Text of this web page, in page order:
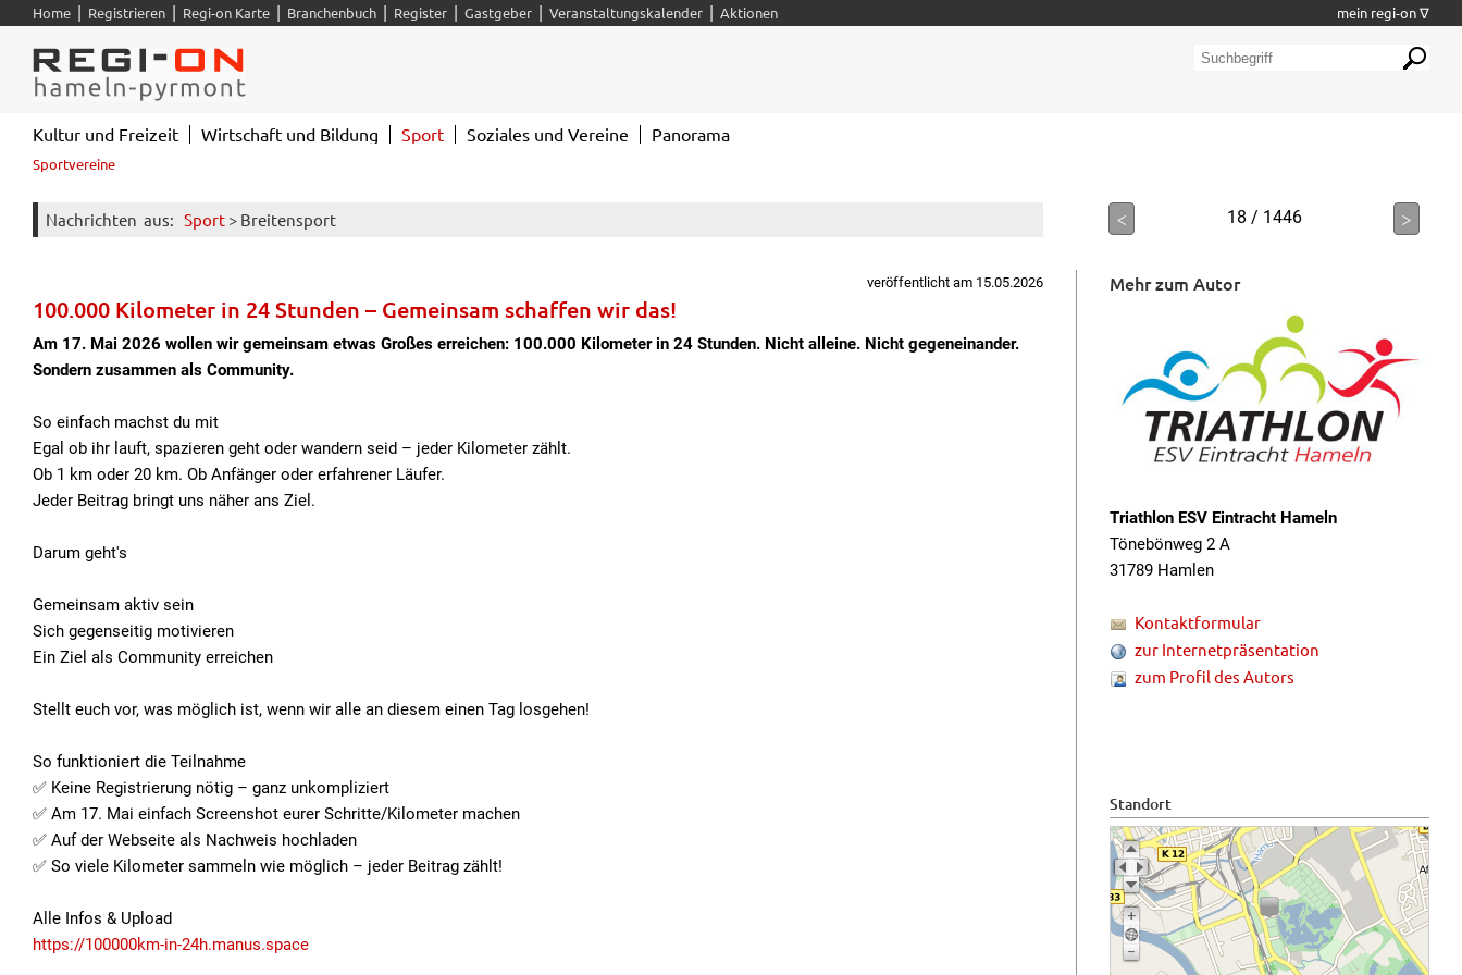
Nachrichten aus: Sport > Breitensport < 18 / 1446 >
veröffentlicht am 15.05.2026
100.000 Kilometer in 24 Stunden – Gemeinsam schaffen wir das!
Am 17. Mai 2026 wollen wir gemeinsam etwas Großes erreichen: 100.000 Kilometer in 24 Stunden. Nicht alleine. Nicht gegeneinander.
Sondern zusammen als Community.
So einfach machst du mit
Egal ob ihr lauft, spazieren geht oder wandern seid – jeder Kilometer zählt.
Ob 1 km oder 20 km. Ob Anfänger oder erfahrener Läufer.
Jeder Beitrag bringt uns näher ans Ziel.
Darum geht's
Gemeinsam aktiv sein
Sich gegenseitig motivieren
Ein Ziel als Community erreichen
Stellt euch vor, was möglich ist, wenn wir alle an diesem einen Tag losgehen!
So funktioniert die Teilnahme
✅ Keine Registrierung nötig – ganz unkompliziert
✅ Am 17. Mai einfach Screenshot eurer Schritte/Kilometer machen
✅ Auf der Webseite als Nachweis hochladen
✅ So viele Kilometer sammeln wie möglich – jeder Beitrag zählt!
Alle Infos & Upload
https://100000km-in-24h.manus.space
Mehr zum Autor
Triathlon ESV Eintracht Hameln
Tönebönweg 2 A
31789 Hamlen
Kontaktformular
zur Internetpräsentation
zum Profil des Autors
Standort
Home | Registrieren | Regi-on Karte | Branchenbuch | Register | Gastgeber | Veranstaltungskalender | Aktionen mein regi-on ∇
Kultur und Freizeit Wirtschaft und Bildung Sport
Sportvereine
Soziales und Vereine Panorama